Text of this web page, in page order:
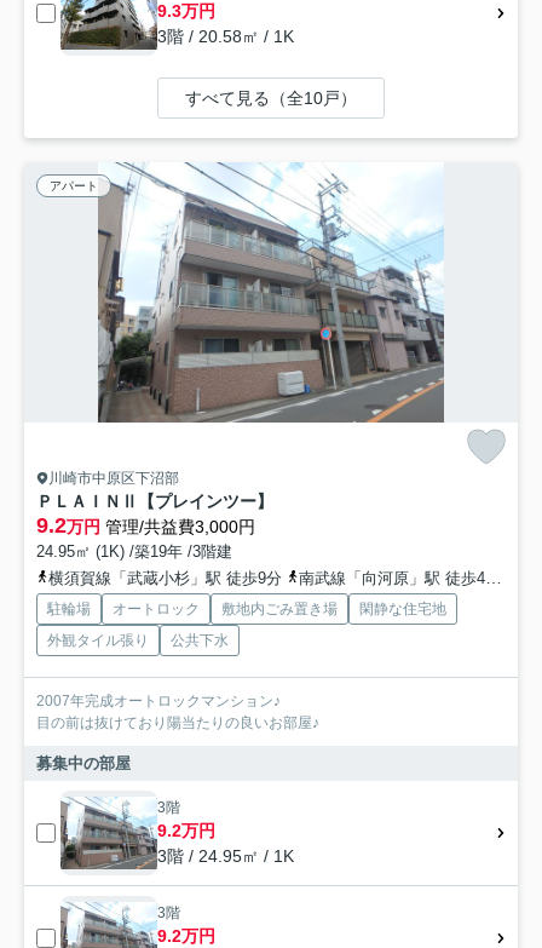
9.3万円
3階 / 20.58㎡ / 1K
すべて見る（全10戸）
アパート
川崎市中原区下沼部
ＰＬＡＩＮⅡ【プレインツー】
9.2万円 管理/共益費3,000円
24.95㎡ (1K) /築19年 /3階建
横須賀線「武蔵小杉」駅 徒歩9分
南武線「向河原」駅 徒歩4分
駐輪場 オートロック 敷地内ごみ置き場
閑静な住宅地
外観タイル張り
公共下水
2007年完成オートロックマンション♪
目の前は抜けており陽当たりの良いお部屋♪
募集中の部屋
3階
9.2万円
3階 / 24.95㎡ / 1K
3階
9.2万円